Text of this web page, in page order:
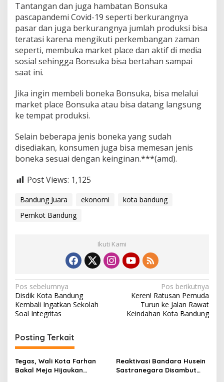
Tantangan dan juga hambatan Bonsuka
pascapandemi Covid-19 seperti berkurangnya
pasar dan juga berkurangnya jumlah produksi bisa
teratasi karena mengikuti perkembangan zaman
seperti, membuka market place dan aktif di media
sosial sehingga Bonsuka bisa bertahan sampai
saat ini.
Jika ingin membeli boneka Bonsuka, bisa melalui
market place Bonsuka atau bisa datang langsung
ke tempat produksi.
Selain beberapa jenis boneka yang sudah
disediakan, konsumen juga bisa memesan jenis
boneka sesuai dengan keinginan.***(amd).
Post Views: 1,125
Bandung Juara ekonomi
kota bandung
Pemkot Bandung
Ikuti Kami
N
a
v
i
g
a
s
Pos sebelumnya
Disdik Kota Bandung
Kembali Ingatkan Sekolah
Soal Integritas
Pos berikutnya
Keren! Ratusan Pemuda
Turun ke Jalan Rawat
Keindahan Kota Bandung
Posting Terkait
Tegas, Wali Kota Farhan
Bakal Meja Hijaukan
Reaktivasi Bandara Husein
Sastranegara Disambut